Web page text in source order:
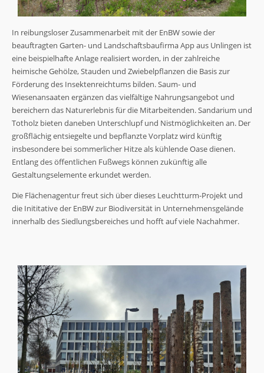
In reibungsloser Zusammenarbeit mit der EnBW sowie der
beauftragten Garten- und Landschaftsbaufirma App aus Unlingen ist
eine beispielhafte Anlage realisiert worden, in der zahlreiche
heimische Gehölze, Stauden und Zwiebelpflanzen die Basis zur
Förderung des Insektenreichtums bilden. Saum- und
Wiesenansaaten ergänzen das vielfältige Nahrungsangebot und
bereichern das Naturerlebnis für die Mitarbeitenden. Sandarium und
Totholz bieten daneben Unterschlupf und Nistmöglichkeiten an. Der
großflächig entsiegelte und bepflanzte Vorplatz wird künftig
insbesondere bei sommerlicher Hitze als kühlende Oase dienen.
Entlang des öffentlichen Fußwegs können zukünftig alle
Gestaltungselemente erkundet werden.
Die Flächenagentur freut sich über dieses Leuchtturm-Projekt und
die Inititative der EnBW zur Biodiversität in Unternehmensgelände
innerhalb des Siedlungsbereiches und hofft auf viele Nachahmer.